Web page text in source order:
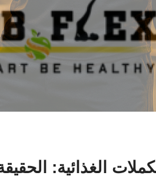
الغذائية: